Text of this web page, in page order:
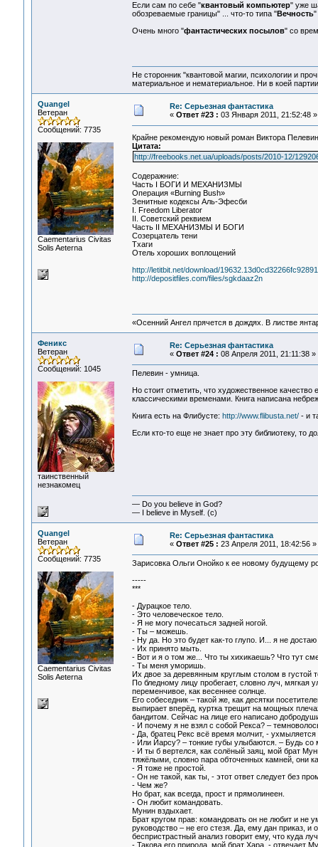
Если сам по себе "квантовый компьютер" уже
обозреваемые границы" ... что-то типа "Вечность"
Очень много "фантастических посылов" со
Не сторонник "квантовой магии, психологии и
материальное и нематериальное. Ни в коей
Quangel
Ветеран
Сообщений: 7735
Сaementarius Civitas
Solis Aeterna
Re: Серьезная фантастика
« Ответ #23 : 03 Января 2011, 21:52:48 »
Крайне рекомендую новый роман Виктора
Цитата:
http://freebooks.net.ua/uploads/posts/2010-12/
Содеражние:
Часть I БОГИ И МЕХАНИЗМЫ
Операция «Burning Вush»
Зенитные кодексы Аль-Эфесби
I. Freedom Liberator
II. Советский реквием
Часть II МЕХАНИЗМЫ И БОГИ
Созерцатель тени
Тхаги
Отель хороших воплощений
http://letitbit.net/download/
http://depositfiles.com/files/sgkdaaz2n
«Осенний Ангел прячется в дождях. В листве
Феникс
Ветеран
Сообщений: 1045
таинственный
незнакомец
Re: Серьезная фантастика
« Ответ #24 : 08 Апреля 2011, 21:11:38 »
Пелевин - умница.
Но стоит отметить, что художественное
классическими временами. Книга написана
Книга есть на Флибусте: http://www.flibusta.net/- и
Если кто-то еще не знает про эту библиотеку, то
— Do you believe in God?
— I believe in Myself. (c)
Quangel
Ветеран
Сообщений: 7735
Сaementarius Civitas
Solis Aeterna
Re: Серьезная фантастика
« Ответ #25 : 23 Апреля 2011, 18:42:56 »
Зарисовка Ольги Онойко к ее новому будущему
-----
***
- Дурацкое тело.
- Это человеческое тело.
- Я не могу почесаться задней ногой.
- Ты – можешь.
- Ну да. Но это будет как-то глупо. И... я не
- Их принято мыть.
- Вот и я о том же... Что ты хихикаешь? Что тут
- Ты меня уморишь.
Их двое за деревянным круглым столом в густой
По бледному лицу пробегает, словно луч, мягкая
переменчивое, как весеннее солнце.
Его собеседник – такой же, как десятки
выпирает вперёд, куртка трещит на мощных
бандитом. Сейчас на лице его написано
- И почему я не взял с собой Рекса? –
- Да, братец Рекс всё время молчит, -
- Или Йарсу? – тонкие губы улыбаются. – Будь
- И ты б вертелся, как солёный заяц, мой брат
тяжёлыми, словно пара обточенных камней, они
- Я тоже не простой.
- Он не такой, как ты, - этот ответ следует без
- Чем же?
Но брат, как всегда, прост и прямолинеен.
- Он любит командовать.
Мунин вздыхает.
Брат кругом прав: командовать он не любит и не
руководство – не его стезя. Да, ему дан приказ,
беспристрастный анализ говорит ему, что куда
- Такова его природа, мой брат Хара, - отвечает